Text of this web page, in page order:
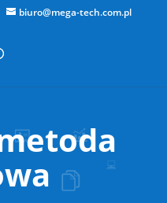
biuro@mega-tech.com.pl